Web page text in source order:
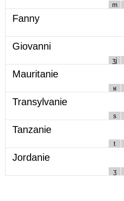
m
Fanny
Giovanni
ʒj
Mauritanie
ʁ
Transylvanie
s
Tanzanie
t
Jordanie
ʒ